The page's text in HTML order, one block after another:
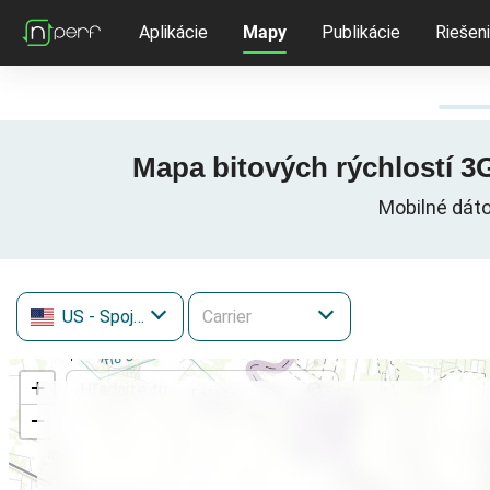
Aplikácie Mapy Publikácie
Mapa bitových rýchlostí
Mobilné
US - Spojené štáty
+
−